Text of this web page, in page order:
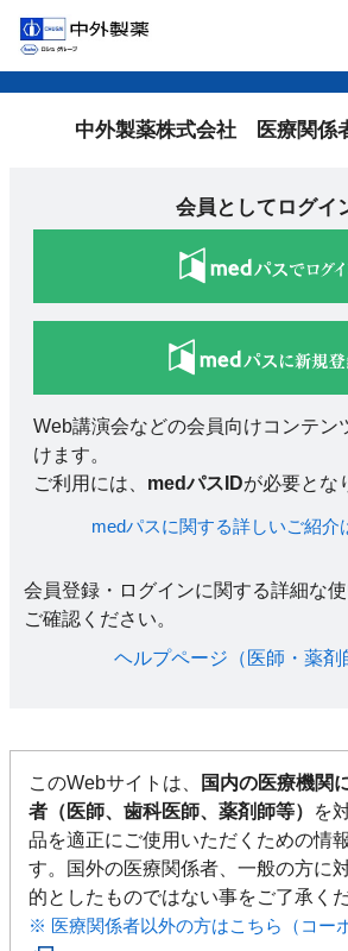
中外製薬株式会社 医療関係
会員としてログイ
Web講演会などの会員向けコンテン
けます。
ご利用には、 medパスIDが必要とな
medパスに関する詳しいご紹介
会員登録・ログインに関する詳細な
ご確認ください。​
ヘルプページ（医師・薬剤
このWebサイトは、
国内の医療機関
者（医師、歯科医師、薬剤師等）
を
品を適正にご使用いただくための情
す。国外の医療関係者、一般の方に
的としたものではない事をご了承くだ
※ 医療関係者以外の方はこちら（コー